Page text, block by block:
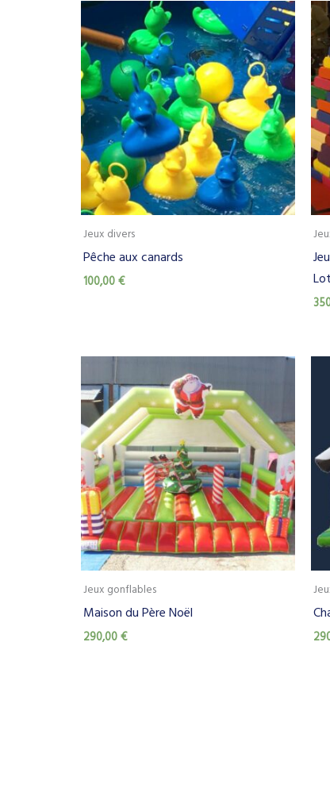
Jeux divers
Pêche aux canards
100,00€
Jeux gonflables
Maison du Père Noël
290,00€